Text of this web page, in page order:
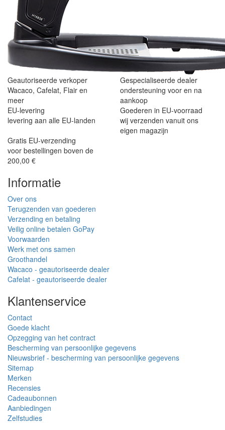
Geautoriseerde verkoper
Wacaco, Cafelat, Flair en
meer
Gespecialiseerde dealer
ondersteuning voor en na
aankoop
EU-levering
levering aan alle EU-landen
Goederen in EU-voorraad
wij verzenden vanuit ons
eigen magazijn
Gratis EU-verzending
voor bestellingen boven de
200,00 €
Informatie
Over ons
Terugzenden van goederen
Verzending en betaling
Veilig online betalen GoPay
Voorwaarden
Werk met ons samen
Groothandel
Wacaco - geautoriseerde dealer
Cafelat - geautoriseerde dealer
Klantenservice
Contact
Goede klacht
Opzegging van het contract
Bescherming van persoonlijke gegevens
Nieuwsbrief - bescherming van persoonlijke gegevens
Sitemap
Merken
Recensies
Cadeaubonnen
Aanbiedingen
Zelfstudies